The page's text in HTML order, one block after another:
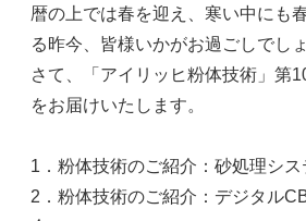
暦の上では春を迎え、寒い中にも
る昨今、皆様いかがお過ごしでしょ
さて、「アイリッヒ粉体技術」第
をお届けいたします。
1．粉体技術のご紹介：砂処理シス
2．粉体技術のご紹介：デジタル